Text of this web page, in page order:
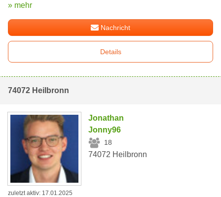
» mehr
Nachricht
Details
74072 Heilbronn
Jonathan
Jonny96
18
74072 Heilbronn
zuletzt aktiv: 17.01.2025